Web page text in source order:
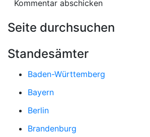
Seite durchsuchen
Standesämter
Baden-Württemberg
Bayern
Berlin
Brandenburg